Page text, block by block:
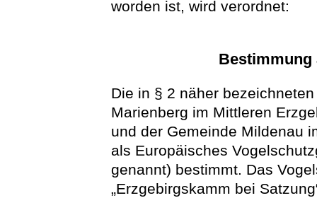
worden ist, wird verordnet:
Bestimmung
Die in § 2 näher
Marienberg im Mittleren
und der Gemeinde Mildenau
als Europäisches
genannt) bestimmt. Das
„Erzgebirgskamm bei